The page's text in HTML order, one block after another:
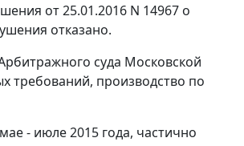
от 25.01.2016 N 14967 о
отказано.
суда Московской
требований, производство по
- июле 2015 года, частично